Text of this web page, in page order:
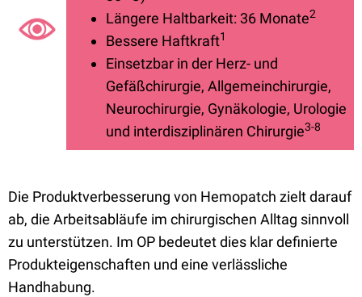
Längere Haltbarkeit: 36 Monate2
Bessere Haftkraft1
Einsetzbar in der Herz- und
Gefäßchirurgie, Allgemeinchirurgie,
Neurochirurgie, Gynäkologie, Urologie
und interdisziplinären Chirurgie3-8
Die Produktverbesserung von Hemopatch zielt darauf
ab, die Arbeitsabläufe im chirurgischen Alltag sinnvoll
zu unterstützen. Im OP bedeutet dies klar definierte
Produkteigenschaften und eine verlässliche
Handhabung.